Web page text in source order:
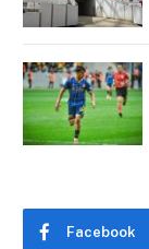
Facebook